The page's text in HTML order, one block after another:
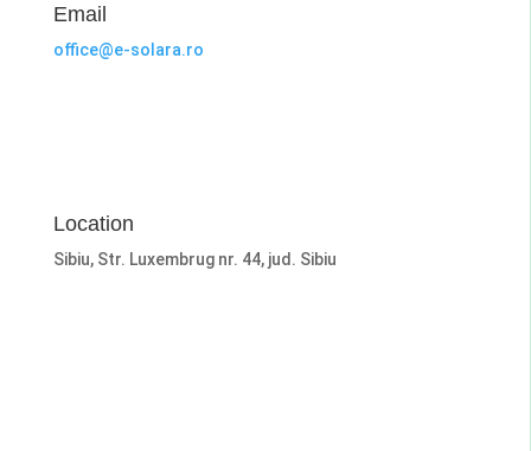
Email
office@e-solara.ro
Location
Sibiu, Str. Luxembrug nr. 44, jud. Sibiu